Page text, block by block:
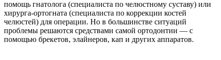
помощь гнатолога (специалиста по челюстному суставу) или
хирурга-ортогната (специалиста по коррекции костей
челюстей) для операции. Но в большинстве ситуаций
проблемы решаются средствами самой ортодонтии — с
помощью брекетов, элайнеров, кап и других аппаратов.